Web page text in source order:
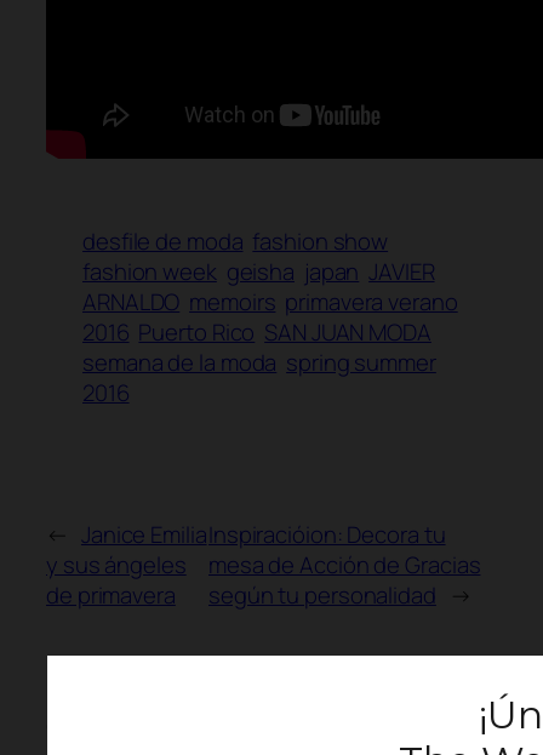
desfile de moda fashion show
fashion week geisha japan JAVIER
ARNALDO memoirs primavera verano
2016 Puerto Rico SAN JUAN MODA
semana de la moda spring summer
2016
←
Janice Emilia
y sus ángeles
de primavera
Inspiracióion: Decora tu
mesa de Acción de Gracias
según tu personalidad
→